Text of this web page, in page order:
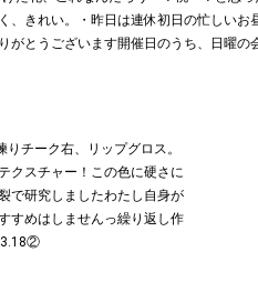
チーク︎右、リップグロス。
クスチャー！この色に硬さに
で研究しましたわたし自身が
すめはしませんっ︎繰り返し作